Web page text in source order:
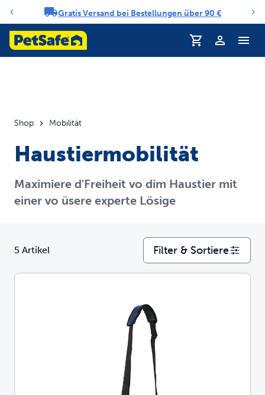
Benachrichtigungs-Karussell
Gratis Versand bei Bestellungen über 90 €
Profil
Shop Mobilität
Haustiermobilität
Maximiere d'Freiheit vo dim Haustier mit
einer vo üsere experte Lösige
5 Artikel Filter & Sortiere